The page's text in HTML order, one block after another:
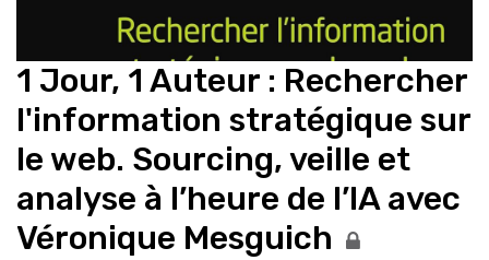
1 Jour, 1 Auteur : Rechercher
l'information stratégique sur
le web. Sourcing, veille et
analyse à l’heure de l’IA avec
Véronique Mesguich